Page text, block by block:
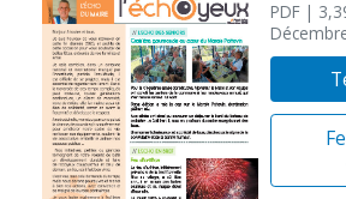
PDF |